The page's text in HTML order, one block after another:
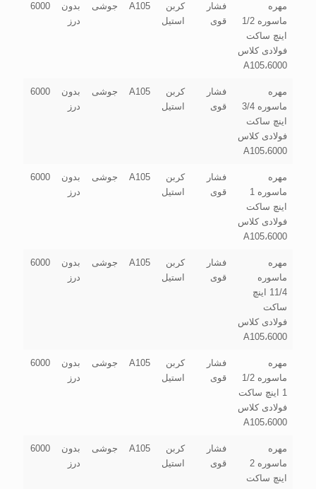
مهره
ماسوره 1/2
اینچ ساکت
فولادی کلاس
6000،A105
فشار
قوی
کربن
استیل
A105 جوشی
بدون
درز
6000
مهره
ماسوره 3/4
اینچ ساکت
فولادی کلاس
6000،A105
فشار
قوی
کربن
استیل
A105 جوشی
بدون
درز
6000
مهره
ماسوره 1
اینچ ساکت
فولادی کلاس
6000،A105
فشار
قوی
کربن
استیل
A105 جوشی
بدون
درز
6000
مهره
ماسوره
11/4 اینچ
ساکت
فولادی کلاس
6000،A105
فشار
قوی
کربن
استیل
A105 جوشی
بدون
درز
6000
مهره
ماسوره 1/2
1 اینچ ساکت
فولادی کلاس
6000،A105
فشار
قوی
کربن
استیل
A105 جوشی
بدون
درز
6000
مهره
ماسوره 2
اینچ ساکت
فشار
قوی
کربن
استیل
A105 جوشی
بدون
درز
6000